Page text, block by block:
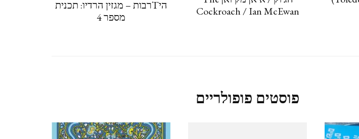
2020
Cockroach / Ian McEwan
היTרבות – מגזין הרדיו: תכנית
מספר 4
פוסטים פופולריים